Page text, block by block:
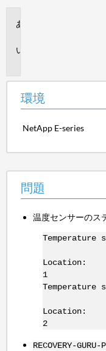
環境
NetApp E-series
問題
温度センサーのス
Temperature
1
Temperature
2
RECOVERY-GURU-